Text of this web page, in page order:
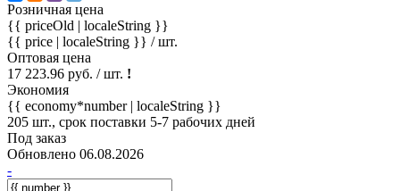
Розничная цена
{{ priceOld | localeString }}
{{ price | localeString }} / шт.
Оптовая цена
17 223.96 руб. / шт. !
Экономия
{{ economy*number | localeString }}
205 шт., срок поставки 5-7 рабочих дней
Под заказ
Обновлено 06.08.2026
-